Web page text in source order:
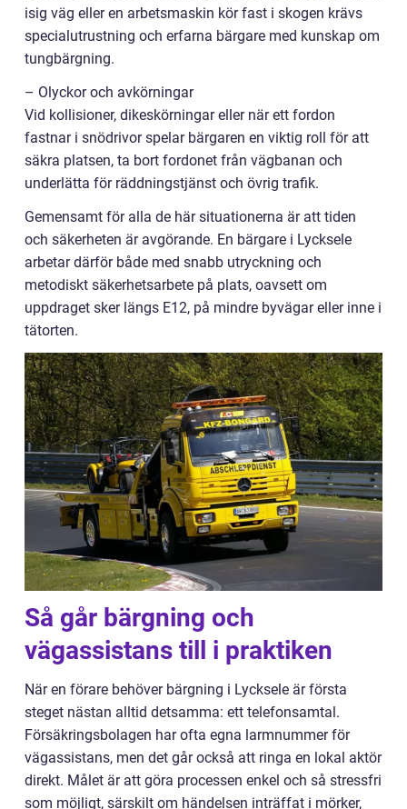
isig väg eller en arbetsmaskin kör fast i skogen krävs
specialutrustning och erfarna bärgare med kunskap om
tungbärgning.
– Olyckor och avkörningar
Vid kollisioner, dikeskörningar eller när ett fordon
fastnar i snödrivor spelar bärgaren en viktig roll för att
säkra platsen, ta bort fordonet från vägbanan och
underlätta för räddningstjänst och övrig trafik.
Gemensamt för alla de här situationerna är att tiden
och säkerheten är avgörande. En bärgare i Lycksele
arbetar därför både med snabb utryckning och
metodiskt säkerhetsarbete på plats, oavsett om
uppdraget sker längs E12, på mindre byvägar eller inne i
tätorten.
Så går bärgning och
vägassistans till i praktiken
När en förare behöver bärgning i Lycksele är första
steget nästan alltid detsamma: ett telefonsamtal.
Försäkringsbolagen har ofta egna larmnummer för
vägassistans, men det går också att ringa en lokal aktör
direkt. Målet är att göra processen enkel och så stressfri
som möjligt, särskilt om händelsen inträffat i mörker,